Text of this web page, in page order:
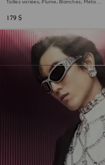
Tailles variées, Plume, Blanches, Métal
179 $